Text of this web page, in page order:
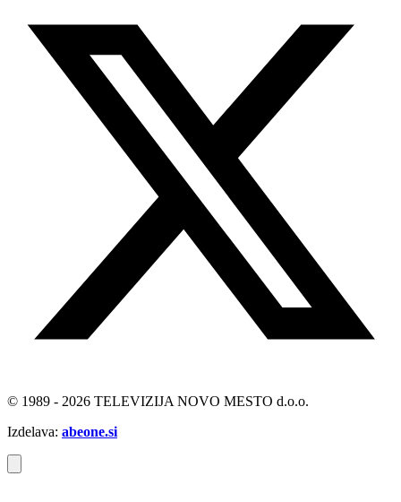
© 1989 - 2026 TELEVIZIJA NOVO MESTO d.o.o.
Izdelava: abeone.si